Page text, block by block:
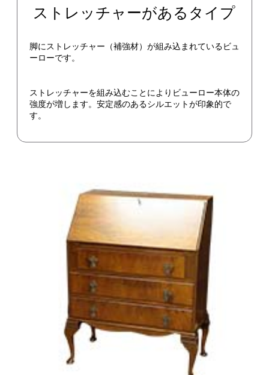
ストレッチャーがあるタイプ
脚にストレッチャー（補強材）が組み込まれているビュ
ーローです。
ストレッチャーを組み込むことによりビューロー本体の
強度が増します。安定感のあるシルエットが印象的で
す。